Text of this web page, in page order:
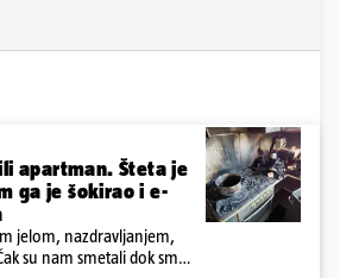
apartman. Šteta je
ga je šokirao i e-
jelom, nazdravljanjem,
su nam smetali dok smo